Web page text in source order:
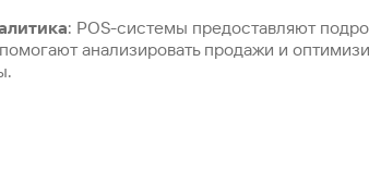
: POS-системы предоставляют
анализировать продажи и